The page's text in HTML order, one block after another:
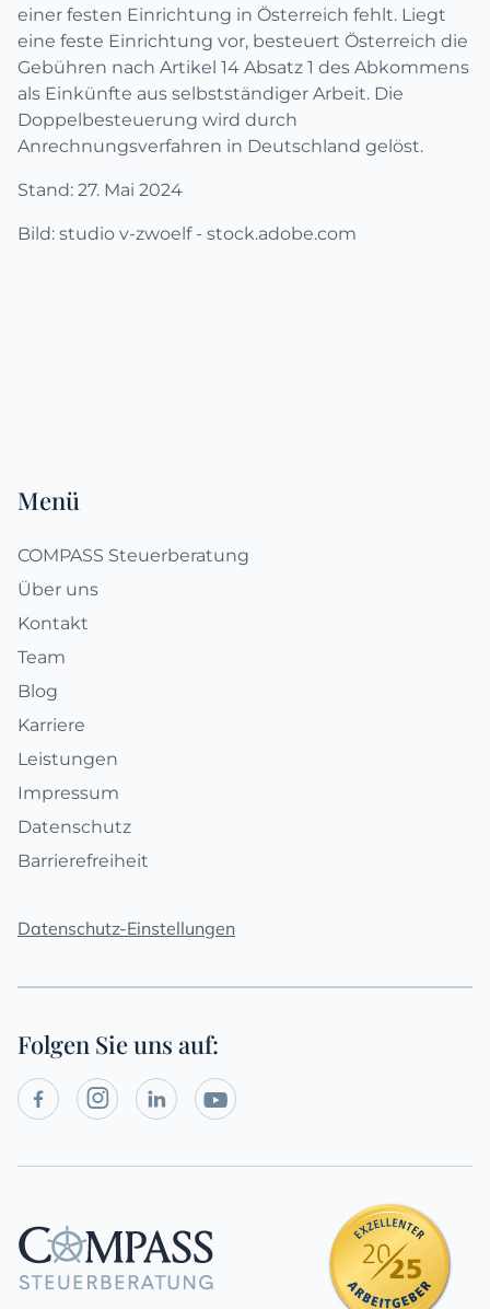
einer festen Einrichtung in Österreich fehlt. Liegt
eine feste Einrichtung vor, besteuert Österreich die
Gebühren nach Artikel 14 Absatz 1 des Abkommens
als Einkünfte aus selbstständiger Arbeit. Die
Doppelbesteuerung wird durch
Anrechnungsverfahren in Deutschland gelöst.
Stand: 27. Mai 2024
Bild: studio v-zwoelf - stock.adobe.com
Menü
COMPASS Steuerberatung
Über uns
Kontakt
Team
Blog
Karriere
Leistungen
Impressum
Datenschutz
Barrierefreiheit
Datenschutz-Einstellungen
Folgen Sie uns auf:
Social
Media
Links
   